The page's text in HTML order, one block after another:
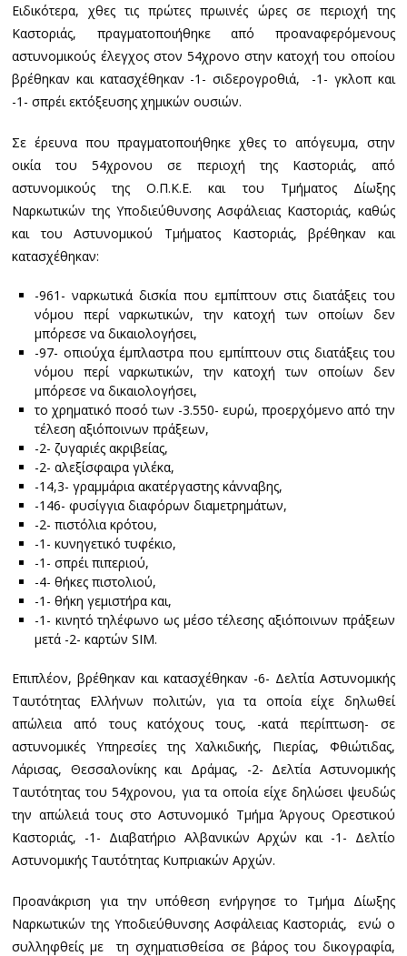
Ειδικότερα, χθες τις πρώτες πρωινές ώρες σε περιοχή της
Καστοριάς, πραγματοποιήθηκε από προαναφερόμενους
αστυνομικούς έλεγχος στον 54χρονο στην κατοχή του οποίου
βρέθηκαν και κατασχέθηκαν -1- σιδερογροθιά, -1- γκλοπ και
-1- σπρέι εκτόξευσης χημικών ουσιών.
Σε έρευνα που πραγματοποιήθηκε χθες το απόγευμα, στην
οικία του 54χρονου σε περιοχή της Καστοριάς, από
αστυνομικούς της Ο.Π.Κ.Ε. και του Τμήματος Δίωξης
Ναρκωτικών της Υποδιεύθυνσης Ασφάλειας Καστοριάς, καθώς
και του Αστυνομικού Τμήματος Καστοριάς, βρέθηκαν και
κατασχέθηκαν:
-961- ναρκωτικά δισκία που εμπίπτουν στις διατάξεις του
νόμου περί ναρκωτικών, την κατοχή των οποίων δεν
μπόρεσε να δικαιολογήσει,
-97- οπιούχα έμπλαστρα που εμπίπτουν στις διατάξεις του
νόμου περί ναρκωτικών, την κατοχή των οποίων δεν
μπόρεσε να δικαιολογήσει,
το χρηματικό ποσό των -3.550- ευρώ, προερχόμενο από την
τέλεση αξιόποινων πράξεων,
-2- ζυγαριές ακριβείας,
-2- αλεξίσφαιρα γιλέκα,
-14,3- γραμμάρια ακατέργαστης κάνναβης,
-146- φυσίγγια διαφόρων διαμετρημάτων,
-2- πιστόλια κρότου,
-1- κυνηγετικό τυφέκιο,
-1- σπρέι πιπεριού,
-4- θήκες πιστολιού,
-1- θήκη γεμιστήρα και,
-1- κινητό τηλέφωνο ως μέσο τέλεσης αξιόποινων πράξεων
μετά -2- καρτών SIM.
Επιπλέον, βρέθηκαν και κατασχέθηκαν -6- Δελτία Αστυνομικής
Ταυτότητας Ελλήνων πολιτών, για τα οποία είχε δηλωθεί
απώλεια από τους κατόχους τους, -κατά περίπτωση- σε
αστυνομικές Υπηρεσίες της Χαλκιδικής, Πιερίας, Φθιώτιδας,
Λάρισας, Θεσσαλονίκης και Δράμας, -2- Δελτία Αστυνομικής
Ταυτότητας του 54χρονου, για τα οποία είχε δηλώσει ψευδώς
την απώλειά τους στο Αστυνομικό Τμήμα Άργους Ορεστικού
Καστοριάς, -1- Διαβατήριο Αλβανικών Αρχών και -1- Δελτίο
Αστυνομικής Ταυτότητας Κυπριακών Αρχών.
Προανάκριση για την υπόθεση ενήργησε το Τμήμα Δίωξης
Ναρκωτικών της Υποδιεύθυνσης Ασφάλειας Καστοριάς, ενώ ο
συλληφθείς με τη σχηματισθείσα σε βάρος του δικογραφία,